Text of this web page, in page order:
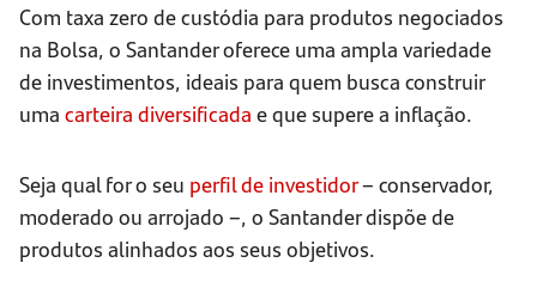
Com taxa zero de custódia para produtos negociados
na Bolsa, o Santander oferece uma ampla variedade
de investimentos, ideais para quem busca construir
uma carteira diversificada e que supere a inflação.
Seja qual for o seu perfil de investidor– conservador,
moderado ou arrojado –, o Santander dispõe de
produtos alinhados aos seus objetivos.